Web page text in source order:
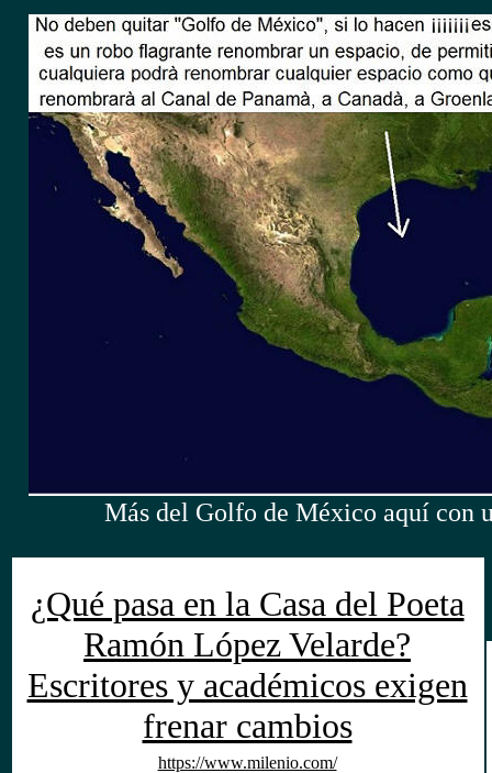
Más del Golfo de México aquí con
¿Qué pasa en la Casa del Poeta
Ramón López Velarde?
Escritores y académicos exigen
frenar cambios
https://www.milenio.com/